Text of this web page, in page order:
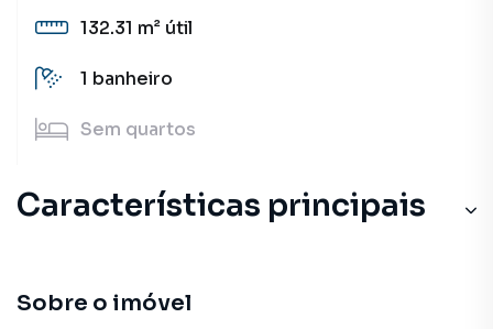
132.31 m² útil
1 banheiro
Sem quartos
Características principais
Sobre o imóvel